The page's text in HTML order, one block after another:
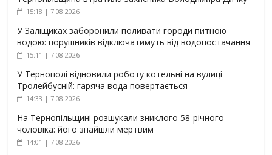
15:18 | 7.08.2026
У Заліщиках заборонили поливати городи питною
водою: порушників відключатимуть від водопостачання
15:11 | 7.08.2026
У Тернополі відновили роботу котельні на вулиці
Тролейбусній: гаряча вода повертається
14:33 | 7.08.2026
На Тернопільщині розшукали зниклого 58-річного
чоловіка: його знайшли мертвим
14:01 | 7.08.2026